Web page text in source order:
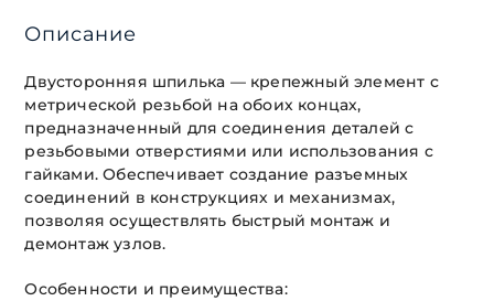
Описание
Двусторонняя шпилька — крепежный элемент с
метрической резьбой на обоих концах,
предназначенный для соединения деталей с
резьбовыми отверстиями или использования с
гайками. Обеспечивает создание разъемных
соединений в конструкциях и механизмах,
позволяя осуществлять быстрый монтаж и
демонтаж узлов.
Особенности и преимущества: